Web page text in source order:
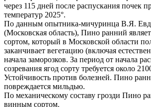
через 115 дней после распускания почек
температур 2025°.
По данным опытника-мичуринца В.Я.
(Московская область), Пино ранний
сортом, который в Московской области
заканчивает вегетацию (включая
начала заморозков. За период от начала
созревания ягод сорту требуется около
Устойчивость против болезней. Пино
повреждается мильдью.
По механическому составу грозди Пино
винным сортом.